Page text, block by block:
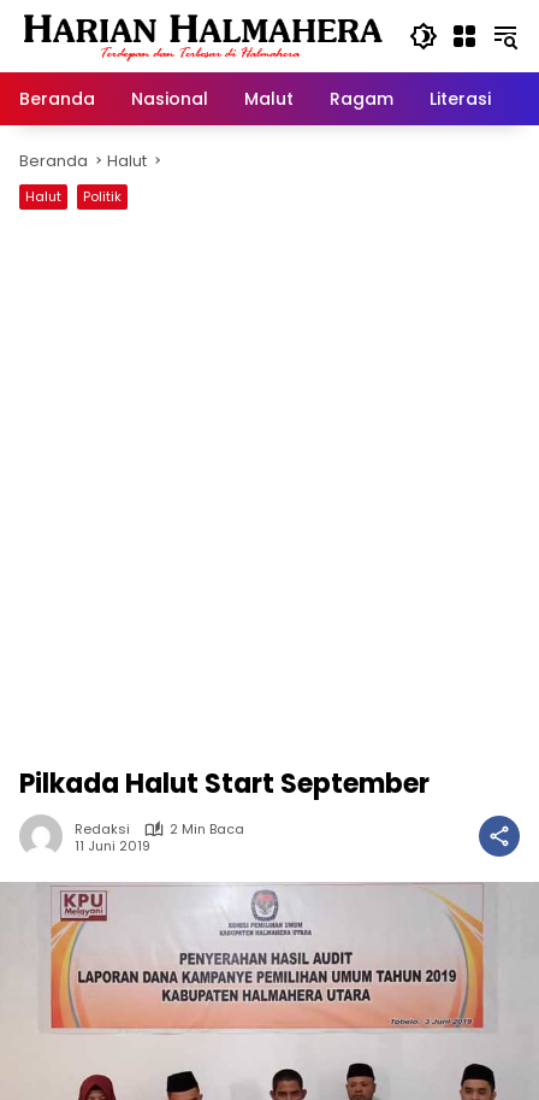
Langsung
Beranda
Nasional Malut Ragam Literasi
Beranda Halut
Halut Politik
Pilkada Halut Start September
Redaksi
2 Min Baca
11 Juni 2019